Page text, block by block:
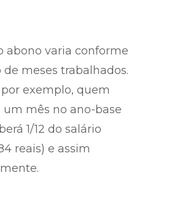
abono varia conforme
meses trabalhados.
exemplo, quem
mês no ano-base
1/12 do salário
reais) e assim